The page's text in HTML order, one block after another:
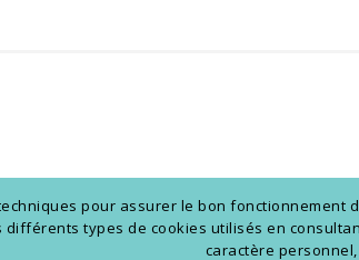
pour assurer le bon fonctionnement
types de cookies utilisés en
caractère